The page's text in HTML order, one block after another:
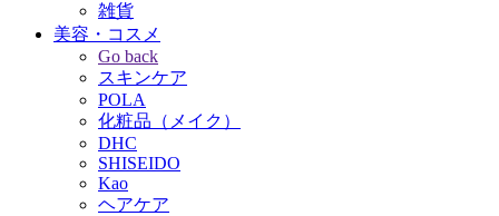
雑貨
美容・コスメ
Go back
スキンケア
POLA
化粧品（メイク）
DHC
SHISEIDO
Kao
ヘアケア